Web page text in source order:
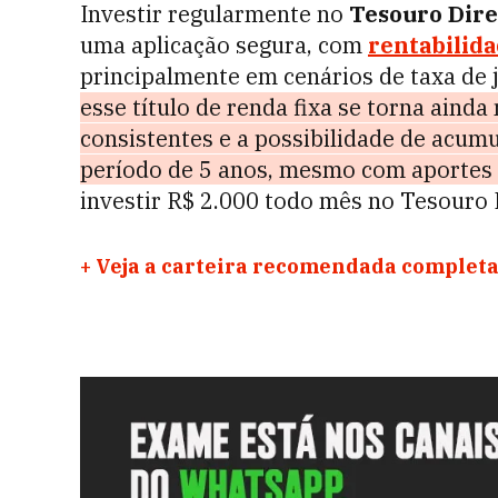
Investir regularmente no Tesouro
uma aplicação segura, com
principalmente em cenários de taxa
esse título de renda fixa se torna
consistentes e a possibilidade de
período de 5 anos, mesmo com aportes
investir R$ 2.000 todo mês no
+ Veja a carteira recomendada